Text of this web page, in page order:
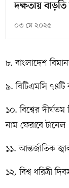
দক্ষতায়
০৩ মে ২০২৫
৮. বাংলাদেশ
৯. বিটিএমসি
১০. বিশ্বের
নাম ফেরাবে
১১. আন্তর্জাতিক
১২. বিশ্ব ধরিত্রী